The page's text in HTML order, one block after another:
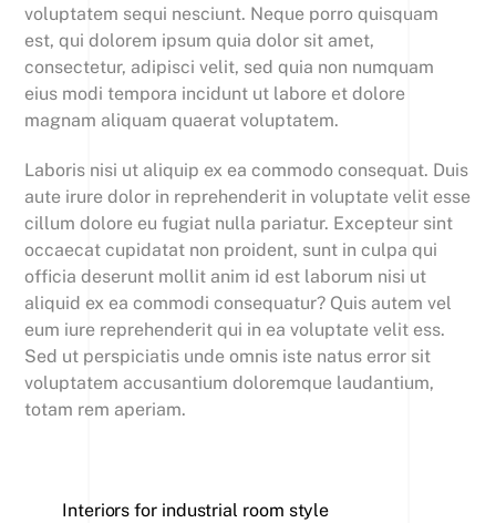
voluptatem sequi nesciunt. Neque porro quisquam
est, qui dolorem ipsum quia dolor sit amet,
consectetur, adipisci velit, sed quia non numquam
eius modi tempora incidunt ut labore et dolore
magnam aliquam quaerat voluptatem.
Laboris nisi ut aliquip ex ea commodo consequat. Duis
aute irure dolor in reprehenderit in voluptate velit esse
cillum dolore eu fugiat nulla pariatur. Excepteur sint
occaecat cupidatat non proident, sunt in culpa qui
officia deserunt mollit anim id est laborum nisi ut
aliquid ex ea commodi consequatur? Quis autem vel
eum iure reprehenderit qui in ea voluptate velit ess.
Sed ut perspiciatis unde omnis iste natus error sit
voluptatem accusantium doloremque laudantium,
totam rem aperiam.
Interiors for industrial room style